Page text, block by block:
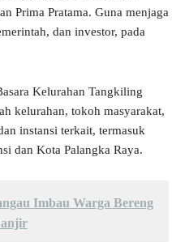
Prima Pratama. Guna menjaga
dan investor, pada
Kelurahan Tangkiling
kelurahan, tokoh masyarakat,
instansi terkait, termasuk
dan Kota Palangka Raya.
Imbau Warga Bereng